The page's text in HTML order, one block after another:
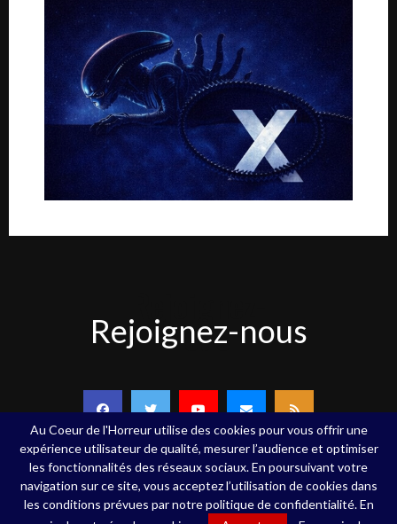
nous
Rejoignez-nous
Copyright ©Au Coeur de l'Horreur - 2020 - Tous droits réservés
Au Coeur de l'Horreur utilise des cookies pour vous offrir une
expérience utilisateur de qualité, mesurer l’audience et optimiser
les fonctionnalités des réseaux sociaux. En poursuivant votre
navigation sur ce site, vous acceptez l’utilisation de cookies dans
les conditions prévues par notre politique de confidentialité. En